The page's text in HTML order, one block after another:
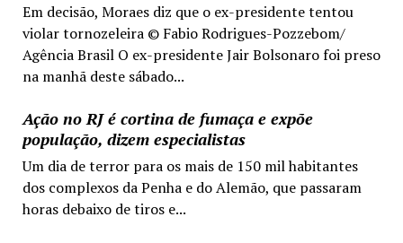
Em decisão, Moraes diz que o ex-presidente tentou
violar tornozeleira © Fabio Rodrigues-Pozzebom/
Agência Brasil O ex-presidente Jair Bolsonaro foi preso
na manhã deste sábado...
Ação no RJ é cortina de fumaça e expõe
população, dizem especialistas
Um dia de terror para os mais de 150 mil habitantes
dos complexos da Penha e do Alemão, que passaram
horas debaixo de tiros e...